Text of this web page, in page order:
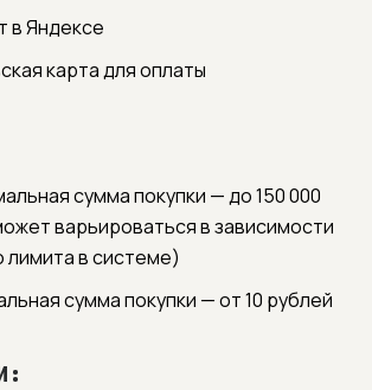
в Яндексе
карта для оплаты
сумма покупки — до 150 000
варьироваться в зависимости
лимита в системе)
сумма покупки — от 10 рублей
и дизайна.